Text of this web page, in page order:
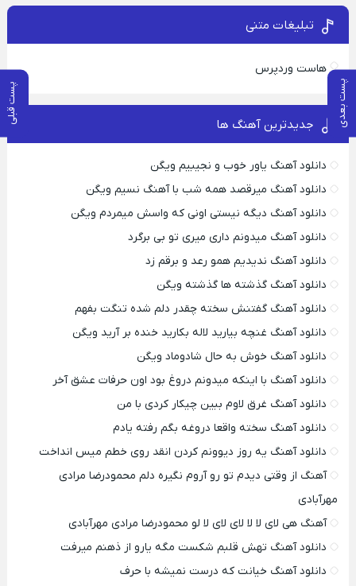
پست بعدی پست قبلی
تبلیغات متنی
هاست وردپرس
جدیدترین آهنگ ها
دانلود آهنگ یاور خوب و نجیبیم ویگن
دانلود آهنگ میرقصد همه شب با آهنگ نسیم ویگن
دانلود آهنگ دیگه نیستی اونی که واسش میمردم ویگن
دانلود آهنگ میدونم داری میری تو بی برگرد
دانلود آهنگ ندیدیم همو رعد و برقم زد
دانلود آهنگ گذشته ها گذشته ویگن
دانلود آهنگ گفتنش سخته چقدر دلم شده تنگت بفهم
دانلود آهنگ غنچه بیارید لاله بکارید خنده بر آرید ویگن
دانلود آهنگ خوش به حال شادوماد ویگن
دانلود آهنگ با اینکه میدونم دروغ بود اون حرفات عشق آخر
دانلود آهنگ غرق لاوم ببین چیکار کردی با من
دانلود آهنگ سخته واقعا دروغه بگم رفته یادم
دانلود آهنگ یه روز دیوونم کردن انقد روی خطم میس انداخت
آهنگ از وقتی دیدم تو رو آروم نگیره دلم محمودرضا مرادی
مهرآبادی
آهنگ هی لای لا لا لای لای لا لو محمودرضا مرادی مهرآبادی
دانلود آهنگ تهش قلبم شکست مگه یارو از ذهنم میرفت
دانلود آهنگ خیانت که درست نمیشه با حرف